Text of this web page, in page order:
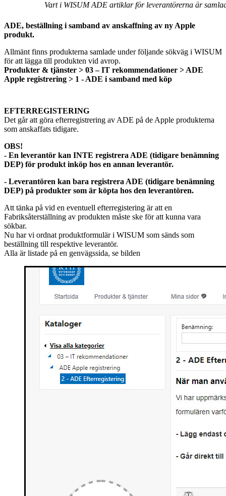
Vart i WISUM ADE artiklar för leverantörerna är
ADE, beställning i samband av anskaffning av ny Apple
produkt.
Allmänt finns produkterna samlade under följande sökväg i WISUM
för att lägga till produkten vid avrop.
Produkter & tjänster > 03 – IT rekommendationer > ADE
Apple registrering > 1 - ADE i samband med köp
EFTERREGISTERING
Det går att göra efterregistrering av ADE på de Apple produkterna
som anskaffats tidigare.
OBS!
- En leverantör kan INTE registrera ADE (tidigare benämning
DEP) för produkt inköp hos en annan leverantör.
- Leverantören kan bara registrera ADE (tidigare benämning
DEP) på produkter som är köpta hos den leverantören.
Att tänka på vid en eventuell efterregistering är att en
Fabriksåterställning av produkten måste ske för att kunna vara
sökbar.
Nu har vi ordnat produktformulär i WISUM som sänds som
beställning till respektive leverantör.
Alla är listade på en genvägssida, se bilden